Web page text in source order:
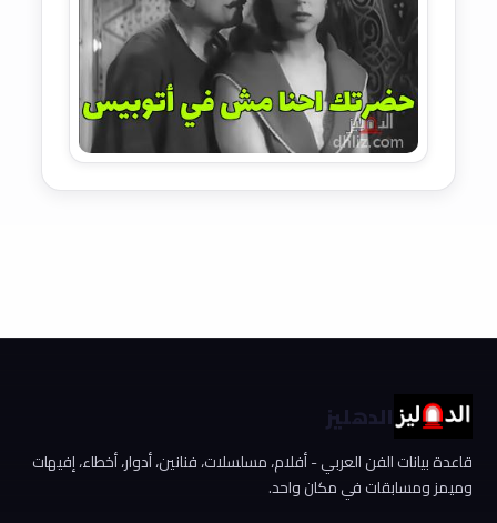
الدهليز
قاعدة بيانات الفن العربي - أفلام، مسلسلات، فنانين، أدوار، أخطاء، إفيهات
وميمز ومسابقات في مكان واحد.